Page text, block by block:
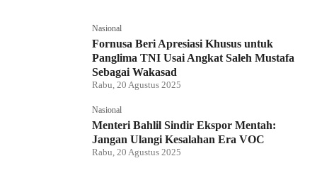
Nasional
Fornusa Beri Apresiasi Khusus untuk
Panglima TNI Usai Angkat Saleh Mustafa
Sebagai Wakasad
Rabu, 20 Agustus 2025
Nasional
Menteri Bahlil Sindir Ekspor Mentah:
Jangan Ulangi Kesalahan Era VOC
Rabu, 20 Agustus 2025